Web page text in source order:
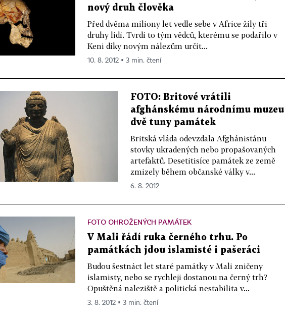
nový druh člověka
Před dvěma miliony let vedle sebe v Africe žily tři
druhy lidí. Tvrdí to tým vědců, kterému se podařilo v
Keni díky novým nálezům určit...
10. 8. 2012 ▪ 3 min. čtení
FOTO: Britové vrátili
afghánskému národnímu muzeu
dvě tuny památek
Britská vláda odevzdala Afghánistánu
stovky ukradených nebo propašovaných
artefaktů. Desetitisíce památek ze země
zmizely během občanské války v...
6. 8. 2012
FOTO OHROŽENÝCH PAMÁTEK
V Mali řádí ruka černého trhu. Po
památkách jdou islamisté i pašeráci
Budou šestnáct let staré památky v Mali zničeny
islamisty, nebo se rychleji dostanou na černý trh?
Opuštěná naleziště a politická nestabilita v...
3. 8. 2012 ▪ 3 min. čtení